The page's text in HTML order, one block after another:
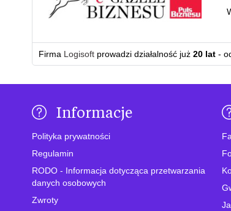
Firma Logisoft prowadzi działalność już 20 lat -
Informacje
Polityka prywatności
Regulamin
RODO - Informacja dotycząca przetwarzania
danych osobowych
Zwroty